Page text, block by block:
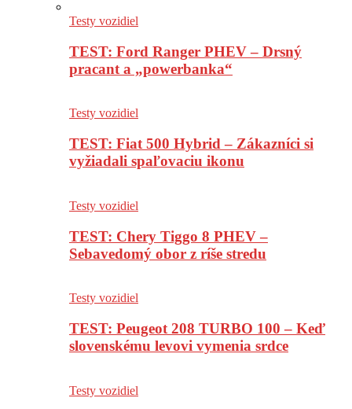
Testy vozidiel
TEST: Ford Ranger PHEV – Drsný
pracant a „powerbanka“
Testy vozidiel
TEST: Fiat 500 Hybrid – Zákazníci si
vyžiadali spaľovaciu ikonu
Testy vozidiel
TEST: Chery Tiggo 8 PHEV –
Sebavedomý obor z ríše stredu
Testy vozidiel
TEST: Peugeot 208 TURBO 100 – Keď
slovenskému levovi vymenia srdce
Testy vozidiel